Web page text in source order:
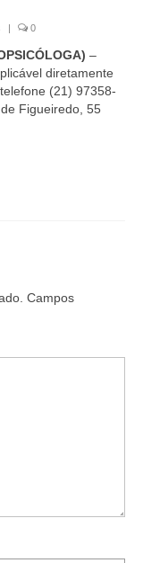
| 0
–
diretamente
(21) 97358-
Figueiredo, 55
Campos